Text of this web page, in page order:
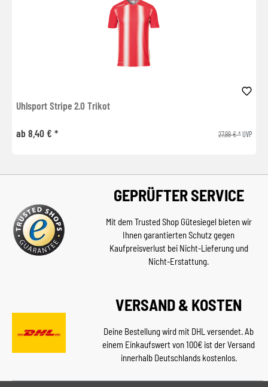
Uhlsport Stripe 2.0 Trikot
ab 8,40 € * 27,99 € *UVP
GEPRÜFTER SERVICE
Mit dem Trusted Shop Gütesiegel bieten wir
Ihnen garantierten Schutz gegen
Kaufpreisverlust bei Nicht-Lieferung und
Nicht-Erstattung.
VERSAND & KOSTEN
Deine Bestellung wird mit DHL versendet. Ab
einem Einkaufswert von 100€ ist der Versand
innerhalb Deutschlands kostenlos.